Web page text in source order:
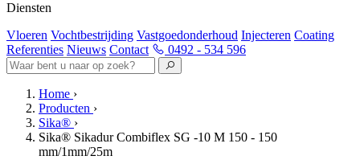
Diensten
Vloeren Vochtbestrijding Vastgoedonderhoud Injecteren Coating
Referenties Nieuws Contact 0492 - 534 596
Home ›
Producten ›
Sika® ›
Sika® Sikadur Combiflex SG -10 M 150 - 150
mm/1mm/25m